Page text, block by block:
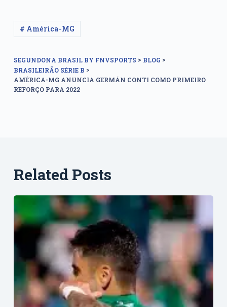
# América-MG
SEGUNDONA BRASIL BY FNVSPORTS > BLOG >
BRASILEIRÃO SÉRIE B >
AMÉRICA-MG ANUNCIA GERMÁN CONTI COMO PRIMEIRO
REFORÇO PARA 2022
Related Posts